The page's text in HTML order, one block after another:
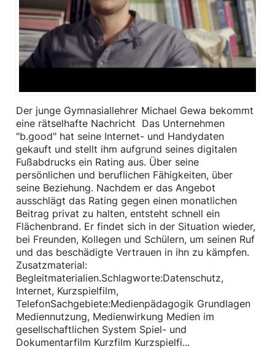
Der junge Gymnasiallehrer Michael Gewa bekommt
eine rätselhafte Nachricht  Das Unternehmen
"b.good" hat seine Internet- und Handydaten
gekauft und stellt ihm aufgrund seines digitalen
Fußabdrucks ein Rating aus. Über seine
persönlichen und beruflichen Fähigkeiten, über
seine Beziehung. Nachdem er das Angebot
ausschlägt das Rating gegen einen monatlichen
Beitrag privat zu halten, entsteht schnell ein
Flächenbrand. Er findet sich in der Situation wieder,
bei Freunden, Kollegen und Schülern, um seinen Ruf
und das beschädigte Vertrauen in ihn zu kämpfen.
Zusatzmaterial:
Begleitmaterialien.Schlagworte:Datenschutz,
Internet, Kurzspielfilm,
TelefonSachgebiete:Medienpädagogik Grundlagen
Mediennutzung, Medienwirkung Medien im
gesellschaftlichen System Spiel- und
Dokumentarfilm Kurzfilm Kurzspielfi...